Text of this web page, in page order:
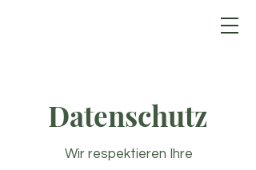
Datenschutz
Wir respektieren Ihre